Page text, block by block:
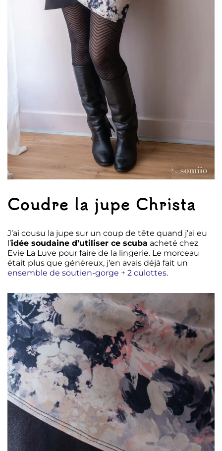
Coudre la jupe Christa
J’ai cousu la jupe sur un coup de tête quand j’ai eu
l’idée soudaine d’utiliser ce scuba acheté chez
Evie La Luve pour faire de la lingerie. Le morceau
était plus que généreux, j’en avais déjà fait un
ensemble de soutien-gorge + 2 culottes.